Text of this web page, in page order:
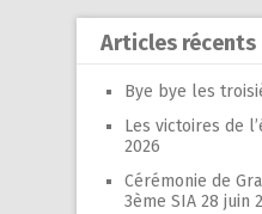
Articles récents
Bye bye les
Les victoires de
2026
Cérémonie de
3ème SIA 28 juin